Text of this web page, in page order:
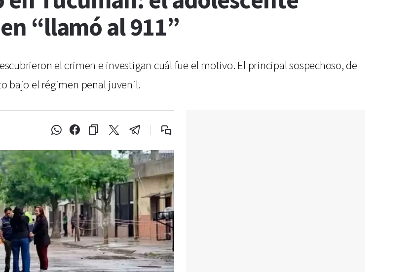
“llamó al 911”
el crimen e investigan cuál fue el motivo. El principal sospechoso, de
bajo el régimen penal juvenil.